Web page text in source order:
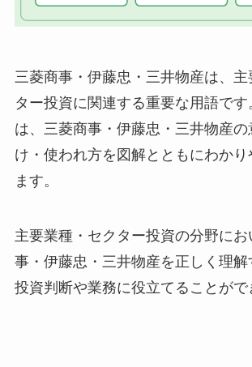
三菱商事・伊藤忠・三井物産は、主
ター投資に関連する重要な用語で
は、三菱商事・伊藤忠・三井物産
け・使われ方を図解とともにわかり
ます。
主要業種・セクター投資の分野に
事・伊藤忠・三井物産を正しく理解
投資判断や業務に役立てることがで